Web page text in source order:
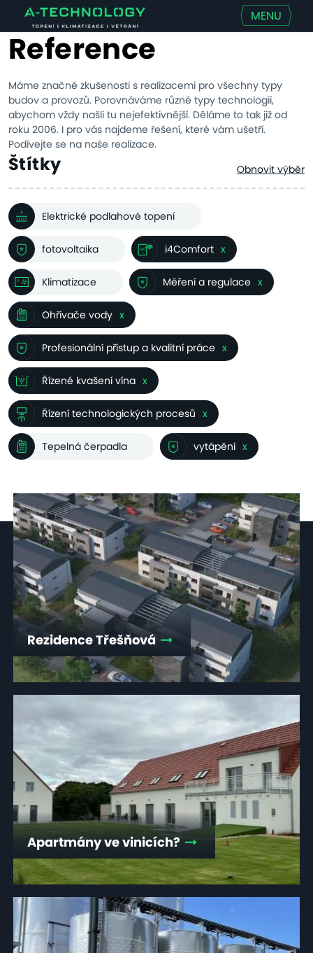
MENU
Reference
Máme značné zkušenosti s realizacemi pro všechny typy
budov a provozů. Porovnáváme různé typy technologií,
abychom vždy našli tu nejefektivnější. Děláme to tak již od
roku 2006. I pro vás najdeme řešení, které vám ušetří.
Podívejte se na naše realizace.
Štítky Obnovit výběr
Elektrické podlahové topení
fotovoltaika i4Comfort x
Klimatizace Měření a regulace x
Ohřívače vody x
Profesionální přístup a kvalitní práce x
Řízené kvašení vína x
Řízení technologických procesů x
Tepelná čerpadla vytápění x
Rezidence Třešňová
Apartmány ve vinicích?